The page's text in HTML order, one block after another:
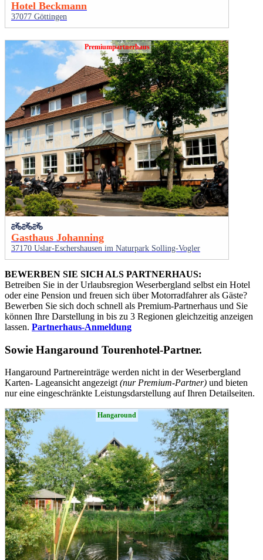
Hotel Beckmann
37077 Göttingen
Premiumpartnerhaus
Gasthaus Johanning
37170 Uslar-Eschershausen im Naturpark Solling-Vogler
BEWERBEN SIE SICH ALS PARTNERHAUS:
Betreiben Sie in der Urlaubsregion Weserbergland selbst ein Hotel
oder eine Pension und freuen sich über Motorradfahrer als Gäste?
Bewerben Sie sich doch schnell als Premium-Partnerhaus und Sie
können Ihre Darstellung in bis zu 3 Regionen gleichzeitig anzeigen
lassen. Partnerhaus-Anmeldung
Sowie Hangaround Tourenhotel-Partner.
Hangaround Partnereinträge werden nicht in der Weserbergland
Karten- Lageansicht angezeigt (nur Premium-Partner) und bieten
nur eine eingeschränkte Leistungsdarstellung auf Ihren Detailseiten.
Hangaround